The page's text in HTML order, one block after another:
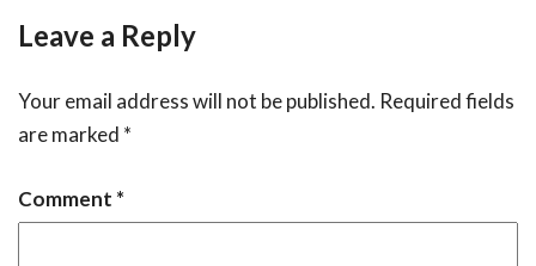
Leave a Reply
Your email address will not be published. Required fields
are marked *
Comment *